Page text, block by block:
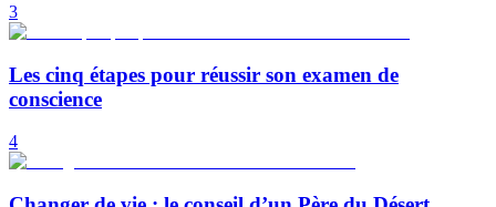
3
Les cinq étapes pour réussir son examen de
conscience
4